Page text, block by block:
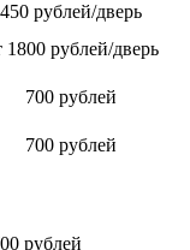
450 рублей/дверь
1800 рублей/дверь
700 рублей
700 рублей
рублей